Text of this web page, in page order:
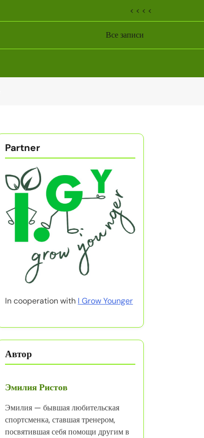
< < < <
Все записи
Partner
In cooperation with I Grow Younger
Автор
Эмилия Ристов
Эмилия — бывшая любительская
спортсменка, ставшая тренером,
посвятившая себя помощи другим в